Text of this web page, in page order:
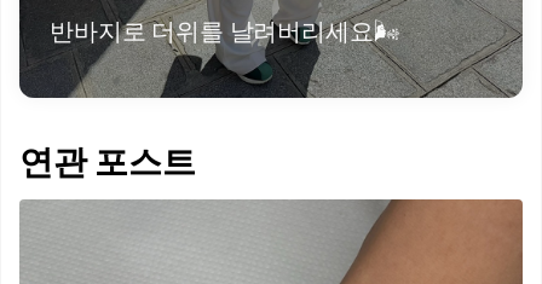
반바지로 더위를 날려버리세요🌬️
연관 포스트